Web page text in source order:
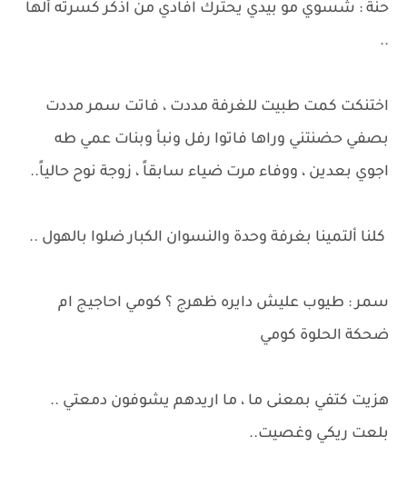
حنة : شسوي مو بيدي يحترك افادي من اذكر كسرته ألها
..
اختنكت كمت طبيت للغرفة مددت ، فاتت سمر مددت
بصفي حضنتني وراها فاتوا رفل ونبأ وبنات عمي طه
اجوي بعدين ، ووفاء مرت ضياء سابقاً ، زوجة نوح حالياً..
كلنا ألتمينا بغرفة وحدة والنسوان الكبار ضلوا بالهول ..
سمر : طيوب عليش دايره ظهرج ؟ كومي احاجيج ام
ضحكة الحلوة كومي
هزيت كتفي بمعنى ما ، ما اريدهم يشوفون دمعتي ..
بلعت ريكي وغصيت..